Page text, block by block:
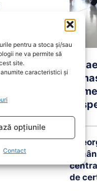
pentru a stoca și/sau
ne va permite să
site.
caracteristici și
opțiunile
Contact
Un
de